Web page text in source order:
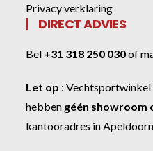
Privacy verklaring
DIRECT ADVIES
Bel +31 318 250 030of
Let op :Vechtsportwinkel
hebben géén showroom
kantooradres in Apeldoorn.